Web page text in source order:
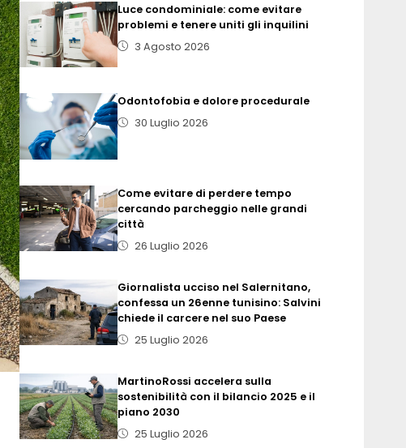
Luce condominiale: come evitare
problemi e tenere uniti gli inquilini
3 Agosto 2026
Odontofobia e dolore procedurale
30 Luglio 2026
Come evitare di perdere tempo
cercando parcheggio nelle grandi
città
26 Luglio 2026
Giornalista ucciso nel Salernitano,
confessa un 26enne tunisino: Salvini
chiede il carcere nel suo Paese
25 Luglio 2026
MartinoRossi accelera sulla
sostenibilità con il bilancio 2025 e il
piano 2030
25 Luglio 2026